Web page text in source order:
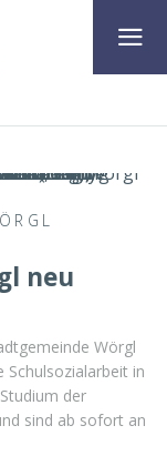
neu
Wörgl
in
der
sind ab sofort an